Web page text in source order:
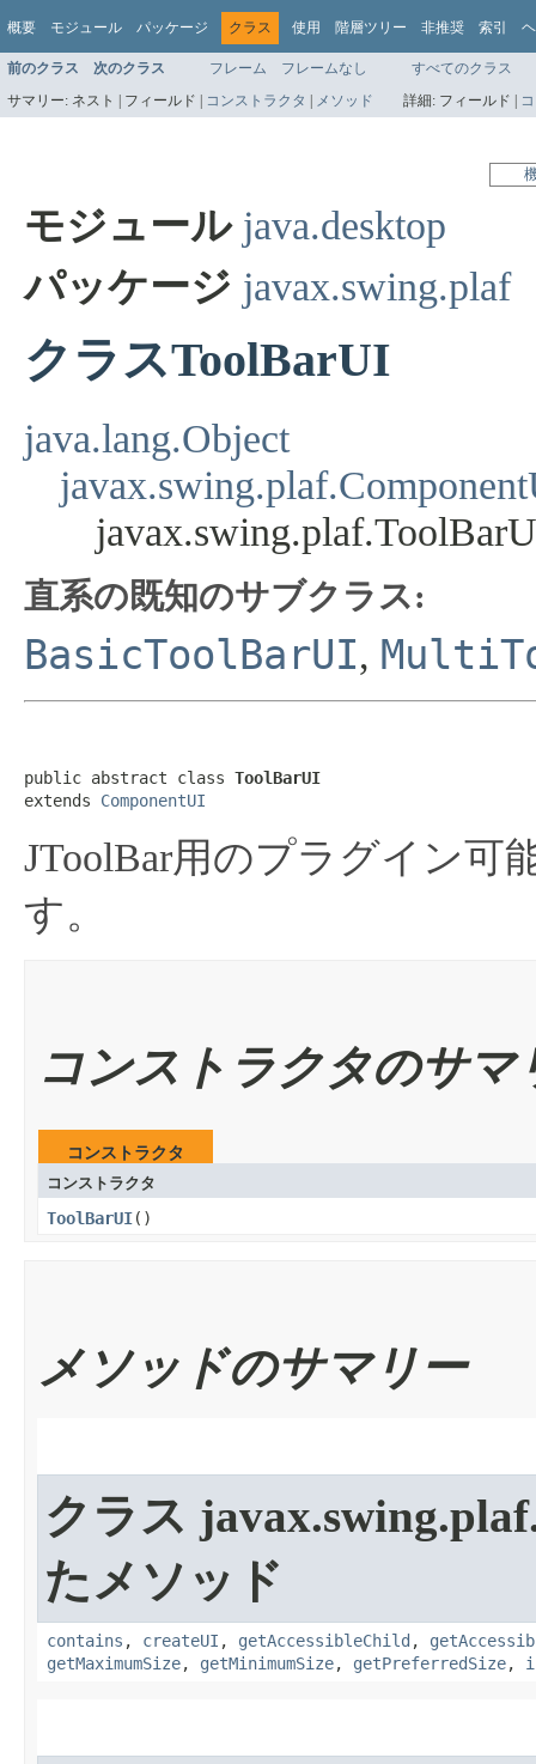
概要 モジュール パッケージ クラス 使用 階層ツリー 非推奨 索引
前のクラス 次のクラス フレーム フレームなし
すべてのクラス
サマリー: ネスト | フィールド | コンストラクタ | メソッド 詳細: フィールド |
モジュール java.desktop
パッケージ javax.swing.plaf
クラスToolBarUI
java.lang.Object
直系の既知のサブクラス:
BasicToolBarUI,
public abstract class ToolBarUI
extends ComponentUI
JToolBar用のプラグイン可
す。
コンストラクタのサマ
コンストラクタ
コンストラクタ
ToolBarUI​()
メソッドのサマリー
クラス
たメソッド
contains , createUI , getAccessibleChild ,
getMaximumSize, getMinimumSize, getPreferredSize,